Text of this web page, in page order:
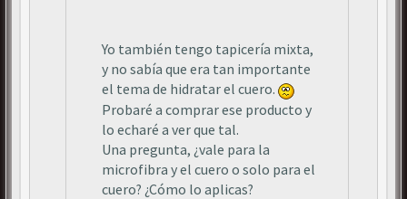
Yo también tengo tapicería mixta,
y no sabía que era tan importante
el tema de hidratar el cuero.
Probaré a comprar ese producto y
lo echaré a ver que tal.
Una pregunta, ¿vale para la
microfibra y el cuero o solo para el
cuero? ¿Cómo lo aplicas?